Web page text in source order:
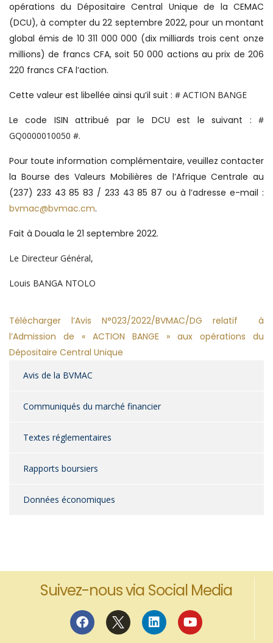
opérations du Dépositaire Central Unique de la CEMAC
(DCU), à compter du 22 septembre 2022, pour un montant
global émis de 10 311 000 000 (dix milliards trois cent onze
millions) de francs CFA, soit 50 000 actions au prix de 206
220 francs CFA l’action.
Cette valeur est libellée ainsi qu’il suit : # ACTION BANGE
Le code ISIN attribué par le DCU est le suivant : #
GQ0000010050 #.
Pour toute information complémentaire, veuillez contacter
la Bourse des Valeurs Mobilières de l’Afrique Centrale au
(237) 233 43 85 83 / 233 43 85 87 ou à l’adresse e-mail :
bvmac@bvmac.cm.
Fait à Douala le 21 septembre 2022.
Le Directeur Général,
Louis BANGA NTOLO
Télécharger l’Avis N°023/2022/BVMAC/DG relatif à
l’Admission de « ACTION BANGE » aux opérations du
Dépositaire Central Unique
Avis de la BVMAC
Communiqués du marché financier
Textes réglementaires
Rapports boursiers
Données économiques
Suivez-nous via Social Media